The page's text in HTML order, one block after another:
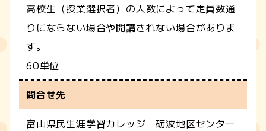
高校生（授業選択者）の人数によって定員数通
りにならない場合や開講されない場合がありま
す。
60単位
問合せ先
富山県民生涯学習カレッジ 砺波地区センター